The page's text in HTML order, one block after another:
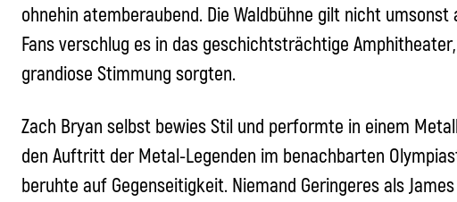
ohnehin atemberaubend. Die Waldbühne gilt nicht umsonst
Fans verschlug es in das geschichtsträchtige
grandiose Stimmung sorgten.
Zach Bryan selbst bewies Stil und performte in einem
den Auftritt der Metal-Legenden im benachbarten
beruhte auf Gegenseitigkeit. Niemand Geringeres als